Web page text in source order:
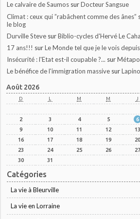
Le calvaire de Saumos surDocteur Sangsue
Climat : ceux qui ”rabâchent comme des ânes”
le blog
Durville Steve surBiblio-cycles d'Hervé Le
17 ans!!! surLe Monde tel que je le vois
Insécurité : l'Etat est-il coupable ?... sur
Le bénéfice de l'immigration massive sur
Août 2026
D L M M J
2
3 4 5 6
9
10 11 12 13
16
17 18 19 20
23
24 25 26 27
30
31
Catégories
La vie à Bleurville
La vie en Lorraine